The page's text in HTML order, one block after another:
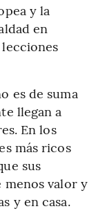
y la
en
es de suma
llegan a
En los
más ricos
sus
menos valor y
y en casa.